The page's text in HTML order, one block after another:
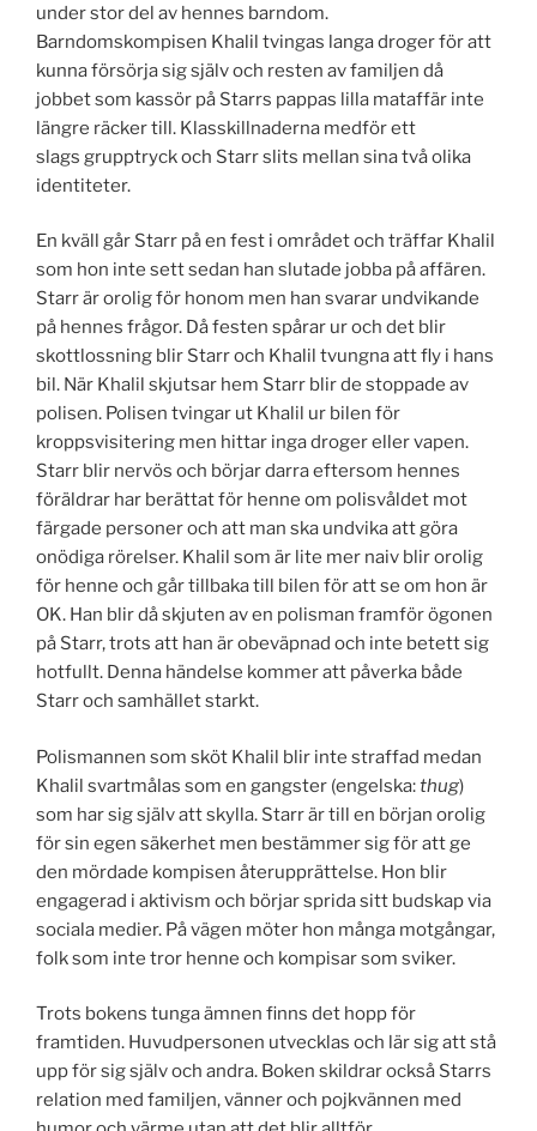
under stor del av hennes barndom.
Barndomskompisen Khalil tvingas langa droger för att
kunna försörja sig själv och resten av familjen då
jobbet som kassör på Starrs pappas lilla mataffär inte
längre räcker till. Klasskillnaderna medför ett
slags grupptryck och Starr slits mellan sina två olika
identiteter.
En kväll går Starr på en fest i området och träffar Khalil
som hon inte sett sedan han slutade jobba på affären.
Starr är orolig för honom men han svarar undvikande
på hennes frågor. Då festen spårar ur och det blir
skottlossning blir Starr och Khalil tvungna att fly i hans
bil. När Khalil skjutsar hem Starr blir de stoppade av
polisen. Polisen tvingar ut Khalil ur bilen för
kroppsvisitering men hittar inga droger eller vapen.
Starr blir nervös och börjar darra eftersom hennes
föräldrar har berättat för henne om polisvåldet mot
färgade personer och att man ska undvika att göra
onödiga rörelser. Khalil som är lite mer naiv blir orolig
för henne och går tillbaka till bilen för att se om hon är
OK. Han blir då skjuten av en polisman framför ögonen
på Starr, trots att han är obeväpnad och inte betett sig
hotfullt. Denna händelse kommer att påverka både
Starr och samhället starkt.
Polismannen som sköt Khalil blir inte straffad medan
Khalil svartmålas som en gangster (engelska:thug)
som har sig själv att skylla. Starr är till en början orolig
för sin egen säkerhet men bestämmer sig för att ge
den mördade kompisen återupprättelse. Hon blir
engagerad i aktivism och börjar sprida sitt budskap via
sociala medier. På vägen möter hon många motgångar,
folk som inte tror henne och kompisar som sviker.
Trots bokens tunga ämnen finns det hopp för
framtiden. Huvudpersonen utvecklas och lär sig att stå
upp för sig själv och andra. Boken skildrar också Starrs
relation med familjen, vänner och pojkvännen med